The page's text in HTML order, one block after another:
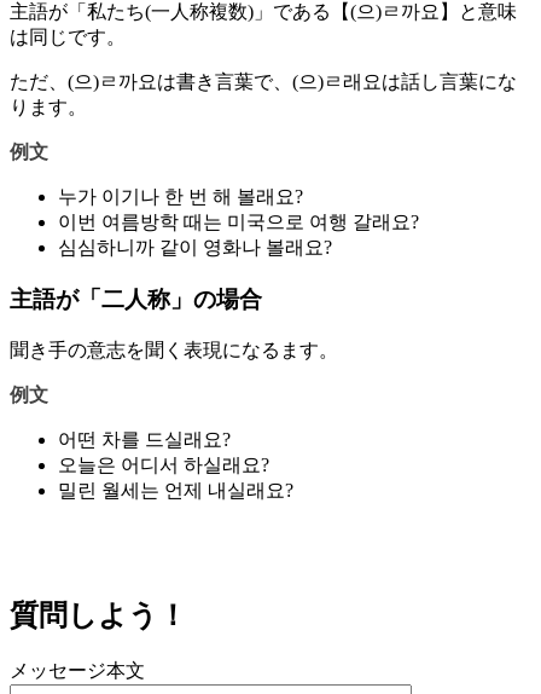
主語が「私たち(一人称複数)」である【(으)ㄹ까요】と意味
は同じです。
ただ、(으)ㄹ까요は書き言葉で、(으)ㄹ래요は話し言葉にな
ります。
例文
누가 이기나 한 번 해 볼래요?
이번 여름방학 때는 미국으로 여행 갈래요?
심심하니까 같이 영화나 볼래요?
主語が「二人称」の場合
聞き手の意志を聞く表現になるます。
例文
어떤 차를 드실래요?
오늘은 어디서 하실래요?
밀린 월세는 언제 내실래요?
質問しよう！
メッセージ本文